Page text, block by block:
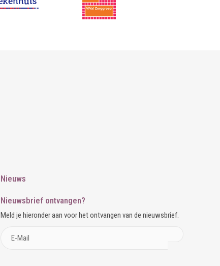
Nieuws
Nieuwsbrief ontvangen?
Meld je hieronder aan voor het ontvangen van de nieuwsbrief.